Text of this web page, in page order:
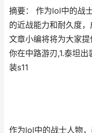
摘要： 作为lol中的战
的近战能力和耐久度
文章小编将将为大家
你在中路游刃,1.泰坦
装s11
作为lol中的战士人物